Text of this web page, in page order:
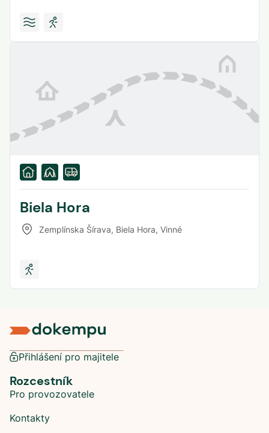
Biela Hora
Zemplínska Šírava, Biela Hora, Vinné
Přihlášení pro majitele
Rozcestník
Pro provozovatele
Kontakty